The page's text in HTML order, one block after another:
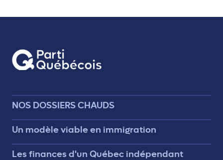
NOS DOSSIERS CHAUDS
Un modèle viable en immigration
Les finances d'un Québec indépendant